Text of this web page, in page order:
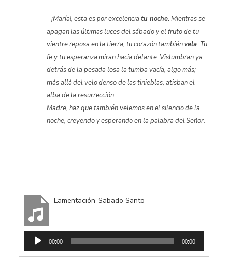
¡María!, esta es por excelencia tu noche.Mientras se
apagan las últimas luces del sábado y el fruto de tu
vientre reposa en la tierra, tu corazón tambiénvela. Tu
fe y tu esperanza miran hacia delante. Vislumbran ya
detrás de la pesada losa la tumba vacía, algo más;
más allá del velo denso de las tinieblas, atisban el
alba de la resurrección.
Madre, haz que también velemos en el silencio de la
noche, creyendo y esperando en la palabra del Señor.
Lamentación-Sabado Santo
Reproductor
audio
00:00 00:00